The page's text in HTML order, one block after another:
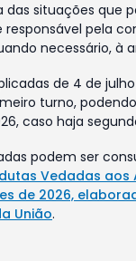
das situações que
responsável pela
necessário, à
de 4 de
turno,
caso haja
podem ser
Vedadas aos
de 2026,
União.